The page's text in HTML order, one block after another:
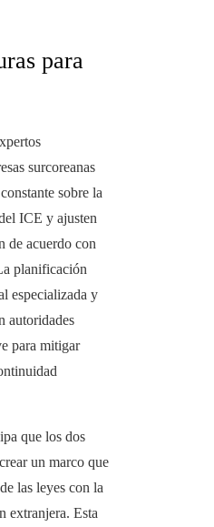
para
surcoreanas
sobre la
ICE y ajusten
de acuerdo con
planificación
especializada y
autoridades
para mitigar
que los dos
un marco que
las leyes con la
extranjera. Esta